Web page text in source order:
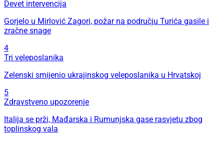
Devet intervencija
Gorjelo u Mirlović Zagori, požar na području Turića gasile i
zračne snage
4
Tri veleposlanika
Zelenski smijenio ukrajinskog veleposlanika u Hrvatskoj
5
Zdravstveno upozorenje
Italija se prži, Mađarska i Rumunjska gase rasvjetu zbog
toplinskog vala